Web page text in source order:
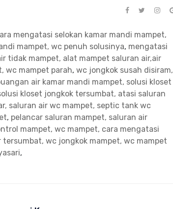
mengatasi selokan kamar mandi mampet,
mampet, wc penuh solusinya, mengatasi
tidak mampet, alat mampet saluran air,air
wc mampet parah, wc jongkok susah disiram,
air kamar mandi mampet, solusi kloset
kloset jongkok tersumbat, atasi saluran
saluran air wc mampet, septic tank wc
, pelancar saluran mampet, saluran air
mampet, wc mampet, cara mengatasi
wc jongkok mampet, wc mampet
,